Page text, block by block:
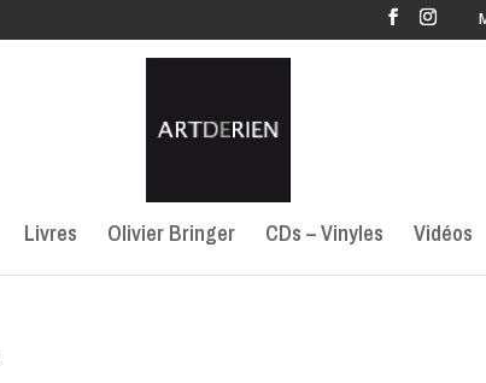
Livres Olivier Bringer CDs – Vinyles Vidéos